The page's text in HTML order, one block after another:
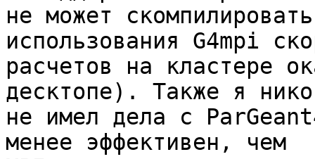
не может
использования G4mpi
расчетов на кластере
десктопе). Также я
не имел дела с
менее эффективен, чем